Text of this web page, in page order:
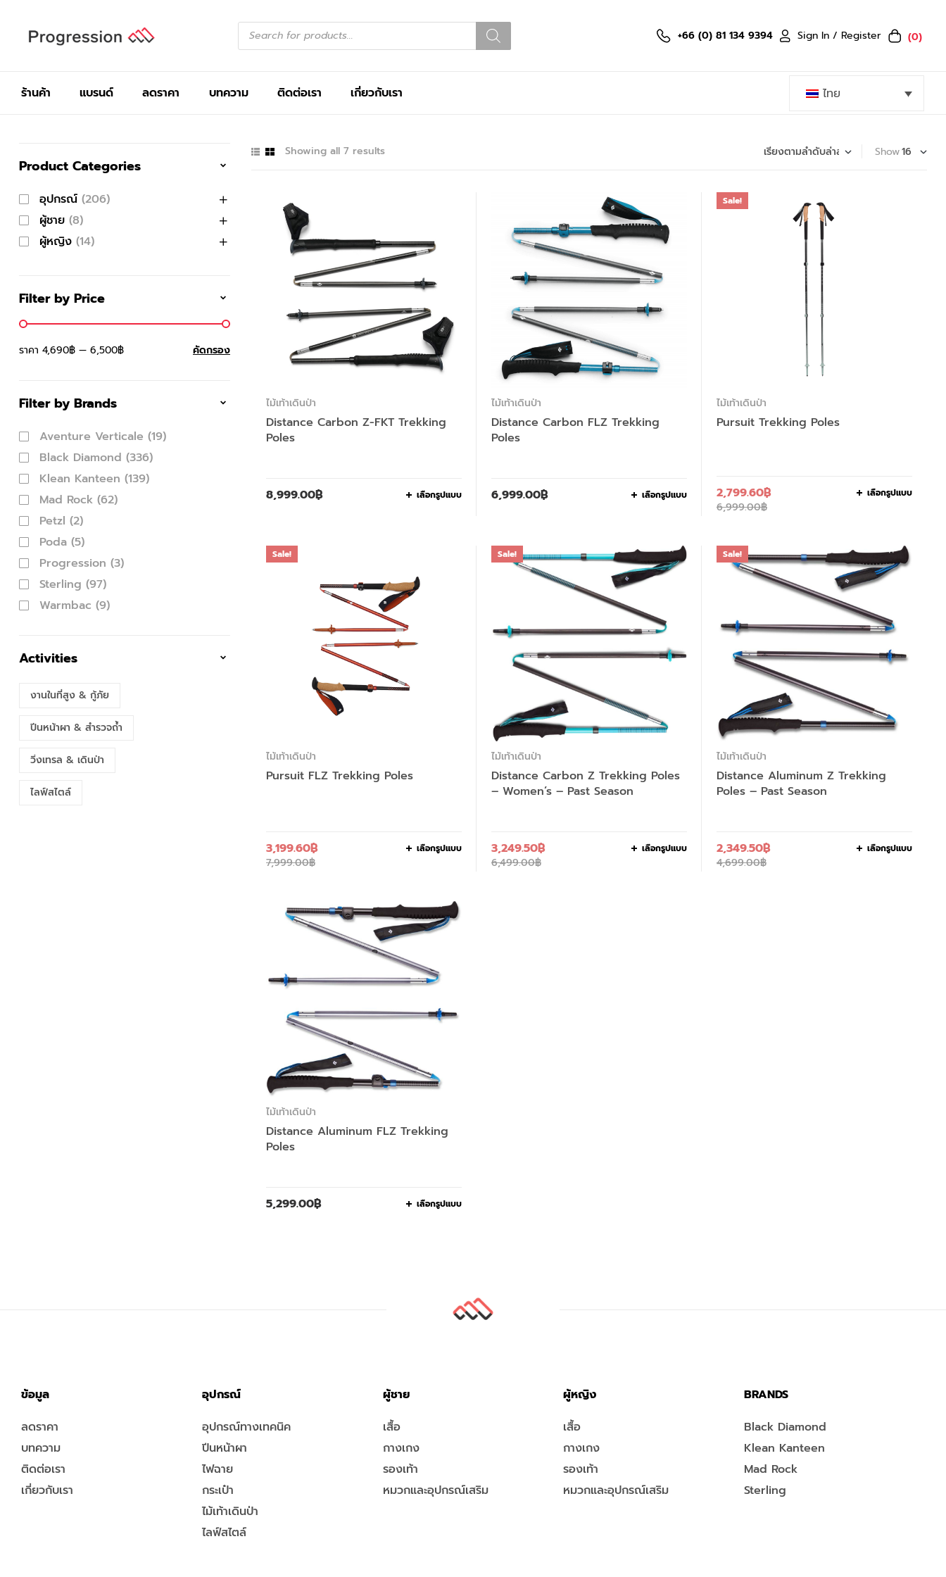
+66 (0) 81 134 9394 Sign In / Register (0)
ร้านค้า แบรนด์ ลดราคา บทความ ติดต่อเรา เกี่ยวกับเรา ไทย
Showing all 7 results Show
ไม้เท้าเดินป่า
Distance Carbon Z-FKT Trekking
Poles
8,999.00฿ เลือกรูปแบบ
ไม้เท้าเดินป่า
Distance Carbon FLZ Trekking
Poles
6,999.00฿ เลือกรูปแบบ
Sale!
ไม้เท้าเดินป่า
Pursuit Trekking Poles
6,999.00฿
2,799.60฿ เลือกรูปแบบ
Sale!
ไม้เท้าเดินป่า
Pursuit FLZ Trekking Poles
7,999.00฿
3,199.60฿ เลือกรูปแบบ
Sale!
ไม้เท้าเดินป่า
Distance Carbon Z Trekking Poles
– Women’s – Past Season
6,499.00฿
3,249.50฿ เลือกรูปแบบ
Sale!
ไม้เท้าเดินป่า
Distance Aluminum Z Trekking
Poles – Past Season
4,699.00฿
2,349.50฿ เลือกรูปแบบ
ไม้เท้าเดินป่า
Distance Aluminum FLZ Trekking
Poles
5,299.00฿ เลือกรูปแบบ
Product Categories
อุปกรณ์ (206)
ผู้ชาย (8)
ผู้หญิง (14)
Filter by Price
คัดกรอง
ราคา 4,690฿ — 6,500฿
Filter by Brands
Aventure Verticale (19)
Black Diamond (336)
Klean Kanteen (139)
Mad Rock (62)
Petzl (2)
Poda (5)
Progression (3)
Sterling (97)
Warmbac (9)
Activities
งานในที่สูง & กู้ภัย
ปีนหน้าผา & สำรวจถ้ำ
วิ่งเทรล & เดินป่า
ไลฟ์สไตล์
ข้อมูล
ลดราคา
บทความ
ติดต่อเรา
เกี่ยวกับเรา
อุปกรณ์
อุปกรณ์ทางเทคนิค
ปีนหน้าผา
ไฟฉาย
กระเป๋า
ไม้เท้าเดินป่า
ไลฟ์สไตล์
ผู้ชาย
เสื้อ
กางเกง
รองเท้า
หมวกและอุปกรณ์เสริม
ผู้หญิง
เสื้อ
กางเกง
รองเท้า
หมวกและอุปกรณ์เสริม
BRANDS
Black Diamond
Klean Kanteen
Mad Rock
Sterling